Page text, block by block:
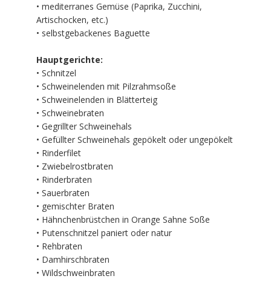
• mediterranes Gemüse (Paprika, Zucchini,
Artischocken, etc.)
• selbstgebackenes Baguette
Hauptgerichte:
• Schnitzel
• Schweinelenden mit Pilzrahmsoße
• Schweinelenden in Blätterteig
• Schweinebraten
• Gegrillter Schweinehals
• Gefüllter Schweinehals gepökelt oder ungepökelt
• Rinderfilet
• Zwiebelrostbraten
• Rinderbraten
• Sauerbraten
• gemischter Braten
• Hähnchenbrüstchen in Orange Sahne Soße
• Putenschnitzel paniert oder natur
• Rehbraten
• Damhirschbraten
• Wildschweinbraten